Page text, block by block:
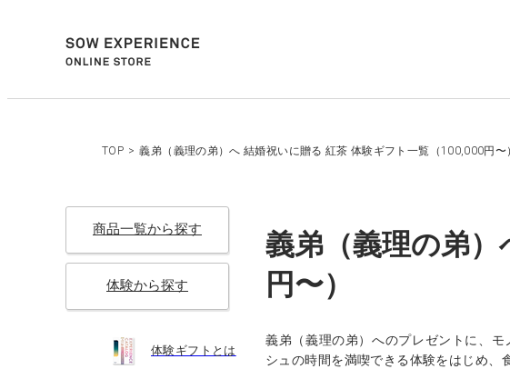
TOP > 義弟（義理の弟）へ 結婚祝いに贈る 紅茶 体験ギフト一覧（100,000円〜
商品一覧から探す
体験から探す
体験ギフトとは
義弟（義理の弟
円〜）
義弟（義理の弟）へのプレゼントに、
シュの時間を満喫できる体験をはじめ、